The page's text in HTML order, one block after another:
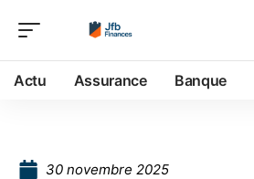
Actu Assurance Banque
30 novembre 2025